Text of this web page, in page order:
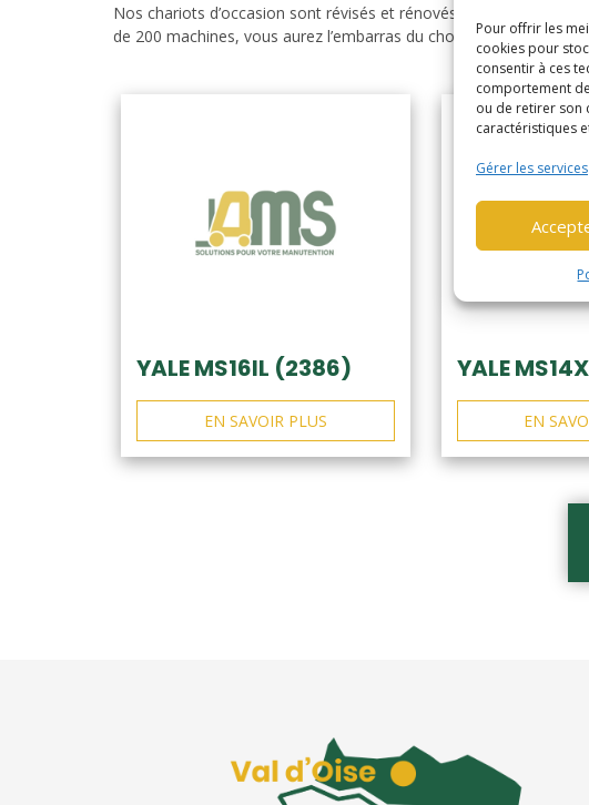
Pour offrir les
cookies pour
consentir à ces
comportement
ou de retirer son
caractéristiques
Gérer les services
Nos chariots d’occasion sont révisés et rénovés. Vous
de 200 machines, vous aurez l’embarras du choix. Nos chariots
YALE MS16IL (2386)
EN SAVOIR PLUS
YALE
EN